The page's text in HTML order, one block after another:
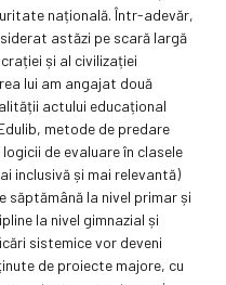
națională. Într-adevăr,
astăzi pe scară largă
și al civilizației
lui am angajat două
actului educațional
metode de predare
de evaluare în clasele
inclusivă și mai relevantă)
săptămână la nivel primar și
la nivel gimnazial și
sistemice vor deveni
de proiecte majore, cu